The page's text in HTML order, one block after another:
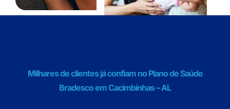
Milhares de clientes já confiam no Plano de Saúde
Bradesco em Cacimbinhas – AL